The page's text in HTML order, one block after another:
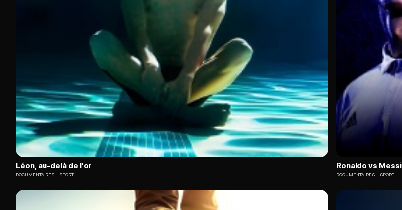
Léon, au-delà de l'or
DOCUMENTAIRES SPORT
Ronaldo vs Messi
DOCUMENTAIRES SPORT